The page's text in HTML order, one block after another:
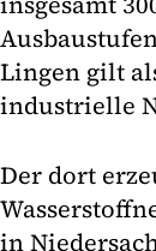
Lingen gilt
industrielle
Der dort
in